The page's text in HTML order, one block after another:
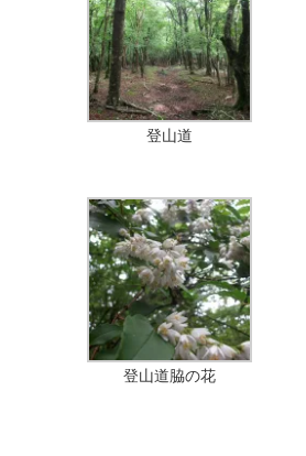
登山道
登山道脇の花